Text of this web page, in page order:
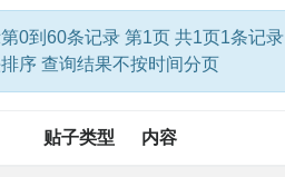
0到60条记录 第1页 共1页1条记录
序 查询结果不按时间分页
贴子类型 内容